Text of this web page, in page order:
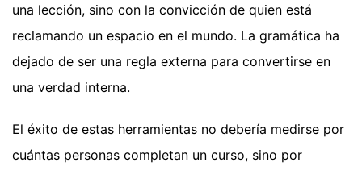
una lección, sino con la convicción de quien está
reclamando un espacio en el mundo. La gramática ha
dejado de ser una regla externa para convertirse en
una verdad interna.
El éxito de estas herramientas no debería medirse por
cuántas personas completan un curso, sino por